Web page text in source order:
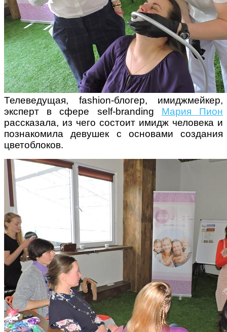
Телеведущая, fashion-блогер, имиджмейкер,
эксперт в сфере self-branding Мария Пион
рассказала, из чего состоит имидж человека и
познакомила девушек с основами создания
цветоблоков.